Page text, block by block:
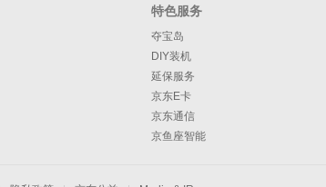
特色服务
夺宝岛
DIY装机
延保服务
京东E卡
京东通信
京鱼座智能